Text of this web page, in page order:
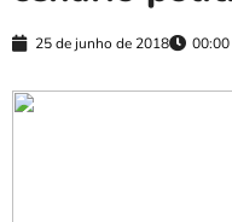
25 de junho de 2018 00:00